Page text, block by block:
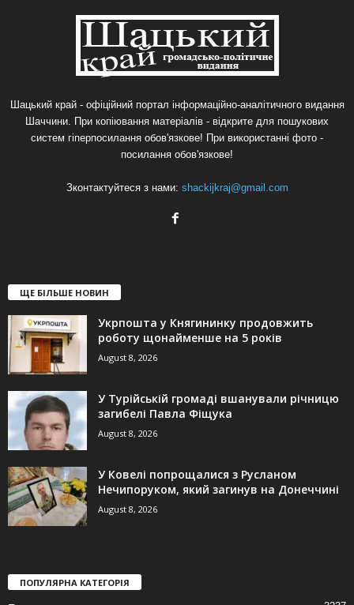
Шацький край - офіційний портал інформаційно-аналітичного видання
Шаччини. При копіювання матеріалів - відкрите для пошукових
систем гіперпосилання обов'язкове! При використанні фото -
посилання обов'язкове!
Зконтактуйтеся з нами: shackijkraj@gmail.com
ЩЕ БІЛЬШЕ НОВИН
Укрпошта у Княгининку продовжить
роботу щонайменше на 5 років
August 8, 2026
У Турійській громаді вшанували річницю
загибелі Павла Фіщука
August 8, 2026
У Ковелі попрощалися з Русланом
Нечипоруком, який загинув на Донеччині
August 8, 2026
ПОПУЛЯРНА КАТЕГОРІЯ